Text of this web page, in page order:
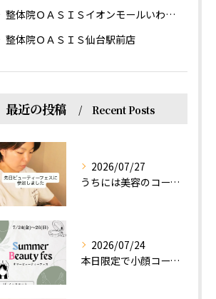
整体院ＯＡＳＩＳイオンモールいわき小名浜院
整体院ＯＡＳＩＳ仙台駅前店
最近の投稿 Recent Posts
2026/07/27
うちには美容のコースもあるって伝えなきゃ！えっほっえxty
2026/07/24
本日限定で小顔コース体験(ワンコイン)実施します！